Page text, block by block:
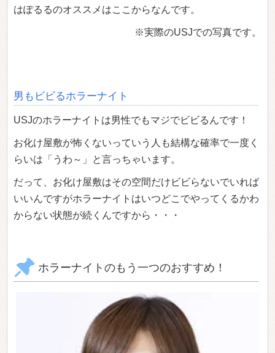
はぽるるのオススメはここからなんです。
※実際のUSJでの写真です。
男もビビるホラーナイト
USJのホラーナイトは男性でもマジでビビるんです！
お化け屋敷が怖くないっていう人も結構な確率で一度く
らいは「うわ～」と言っちゃいます。
だって、お化け屋敷はその空間だけビビらないでいれば
いいんですがホラーナイトはいつどこでやってくるかわ
からない状態が続くんですから・・・
ホラーナイトのもう一つのおすすめ！